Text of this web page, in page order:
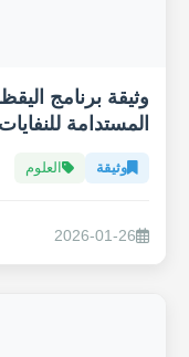
وثيقة برنامج
المستدامة
وثيقة العلوم
2026-01-26